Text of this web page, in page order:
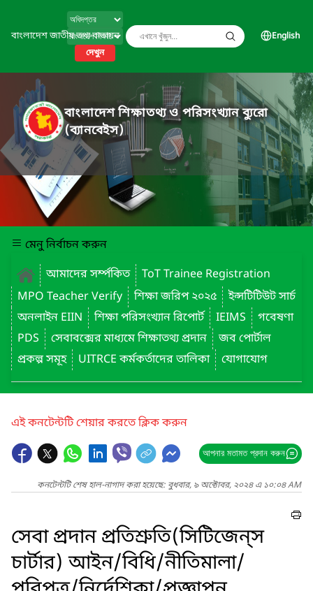
বাংলাদেশ জাতীয় তথ্য বাতায়ন
দেখুন
English
বাংলাদেশ শিক্ষাতথ্য ও পরিসংখ্যান ব্যুরো
(ব্যানবেইস)
মেনু নির্বাচন করুন
আমাদের সর্ম্পকিত
ToT Trainee Registration
MPO Teacher Verify
শিক্ষা জরিপ ২০২৫
ইন্সটিটিউট সার্চ
অনলাইন EIIN
শিক্ষা পরিসংখ্যান রিপোর্ট IEIMS
গবেষণা
PDS
সেবাবক্সের মাধ্যমে শিক্ষাতথ্য প্রদান
জব পোর্টাল
প্রকল্প সমূহ
UITRCE কর্মকর্তাদের তালিকা যোগাযোগ
এই কনটেন্টটি শেয়ার করতে ক্লিক করুন
আপনার মতামত প্রদান করুন
কনটেন্টটি শেষ হাল-নাগাদ করা হয়েছে: বুধবার, ৯ অক্টোবর, ২০২৪ এ ১০:০৪ AM
সেবা প্রদান প্রতিশ্রুতি(সিটিজেন্‌স
চার্টার) আইন/বিধি/নীতিমালা/